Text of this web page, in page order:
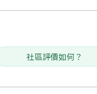
社區評價如何？